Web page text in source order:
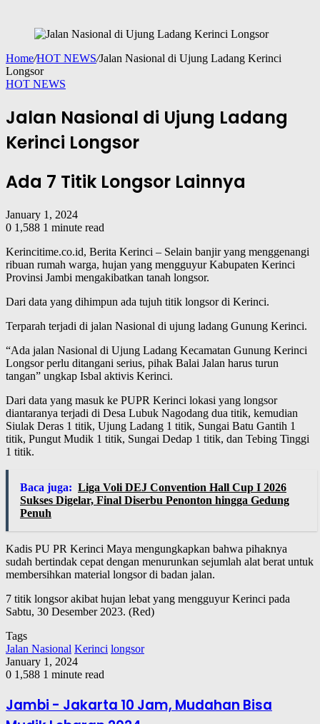
Home/HOT NEWS/Jalan Nasional di Ujung Ladang Kerinci
Longsor
HOT NEWS
Jalan Nasional di Ujung Ladang
Kerinci Longsor
Ada 7 Titik Longsor Lainnya
January 1, 2024
0 1,588 1 minute read
Kerincitime.co.id, Berita Kerinci – Selain banjir yang menggenangi
ribuan rumah warga, hujan yang mengguyur Kabupaten Kerinci
Provinsi Jambi mengakibatkan tanah longsor.
Dari data yang dihimpun ada tujuh titik longsor di Kerinci.
Terparah terjadi di jalan Nasional di ujung ladang Gunung Kerinci.
“Ada jalan Nasional di Ujung Ladang Kecamatan Gunung Kerinci
Longsor perlu ditangani serius, pihak Balai Jalan harus turun
tangan” ungkap Isbal aktivis Kerinci.
Dari data yang masuk ke PUPR Kerinci lokasi yang longsor
diantaranya terjadi di Desa Lubuk Nagodang dua titik, kemudian
Siulak Deras 1 titik, Ujung Ladang 1 titik, Sungai Batu Gantih 1
titik, Pungut Mudik 1 titik, Sungai Dedap 1 titik, dan Tebing Tinggi
1 titik.
Baca juga: Liga Voli DEJ Convention Hall Cup I 2026
Sukses Digelar, Final Diserbu Penonton hingga Gedung
Penuh
Kadis PU PR Kerinci Maya mengungkapkan bahwa pihaknya
sudah bertindak cepat dengan menurunkan sejumlah alat berat untuk
membersihkan material longsor di badan jalan.
7 titik longsor akibat hujan lebat yang mengguyur Kerinci pada
Sabtu, 30 Desember 2023. (Red)
Tags
Jalan Nasional Kerinci longsor
January 1, 2024
0 1,588 1 minute read
Jambi - Jakarta 10 Jam, Mudahan Bisa